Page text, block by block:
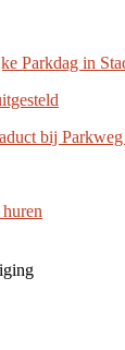
Parkdag in
bij